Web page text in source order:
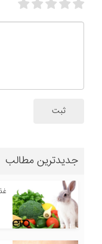
ثبت
جدیدترین مطالب